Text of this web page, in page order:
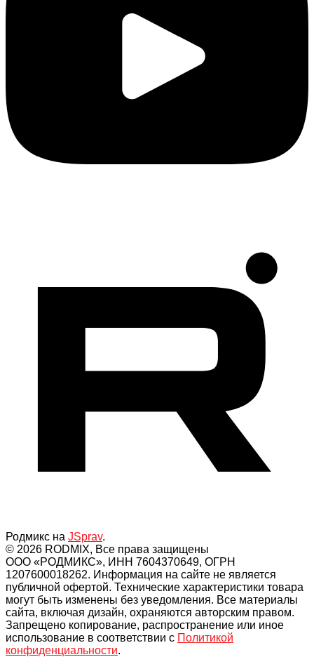
Родмикс на JSprav.
© 2026 RODMIX, Все права защищены
ООО «РОДМИКС», ИНН 7604370649, ОГРН
1207600018262. Информация на сайте не является
публичной офертой. Технические характеристики товара
могут быть изменены без уведомления. Все материалы
сайта, включая дизайн, охраняются авторским правом.
Запрещено копирование, распространение или иное
использование в соответствии с Политикой
конфиденциальности.